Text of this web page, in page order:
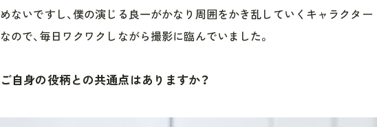
めないですし、僕の演じる良一がかなり周囲をかき乱していくキャラクター
なので、毎日ワクワクしながら撮影に臨んでいました。
ご自身の役柄との共通点はありますか？